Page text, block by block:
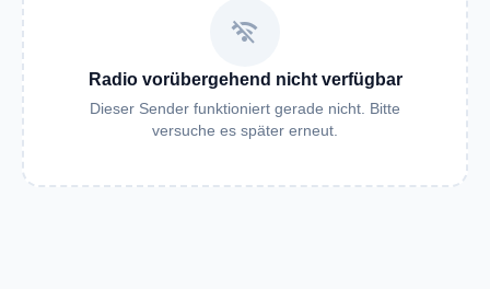
wifi_off
Radio vorübergehend nicht verfügbar
Dieser Sender funktioniert gerade nicht. Bitte
versuche es später erneut.